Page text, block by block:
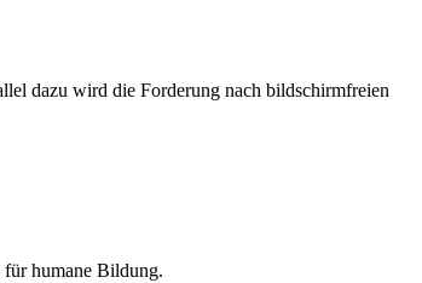
dazu wird die Forderung nach bildschirmfreien
humane Bildung.